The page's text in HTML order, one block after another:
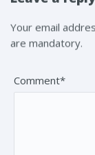
Your email
are mandatory.
Comment*